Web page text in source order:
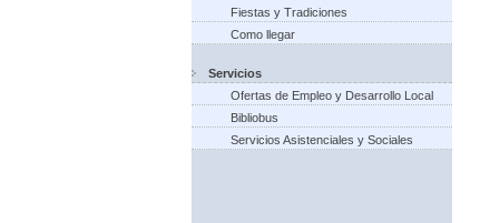
Fiestas y Tradiciones
Como llegar
Servicios
Ofertas de Empleo y Desarrollo Local
Bibliobus
Servicios Asistenciales y Sociales